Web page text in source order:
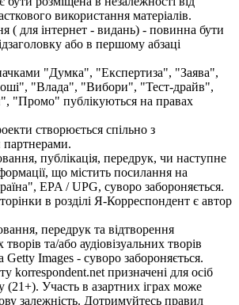
використання матеріалів.
( для інтернет - видань) - повинна бути
або в першому абзаці
"Думка", "Експертиза", "Заява",
"Влада", "Вибори", "Тест-драйв",
"Промо" публікуються на правах
створюється спільно з
публікація, передрук, чи наступне
що містить посилання на
EPA / UPG, суворо забороняється.
в розділі Я-Корреспондент є автор
передрук та відтворення
та/або аудіовізуальних творів
Getty Images - суворо забороняється.
korrespondent.net призначені для осіб
(21+). Участь в азартних іграх може
залежність. Дотримуйтесь правил